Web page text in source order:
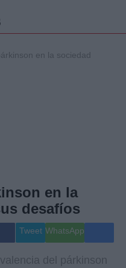
Gente
Musica
en la sociedad
en la
desafíos
Tweet WhatsApp
del párkinson